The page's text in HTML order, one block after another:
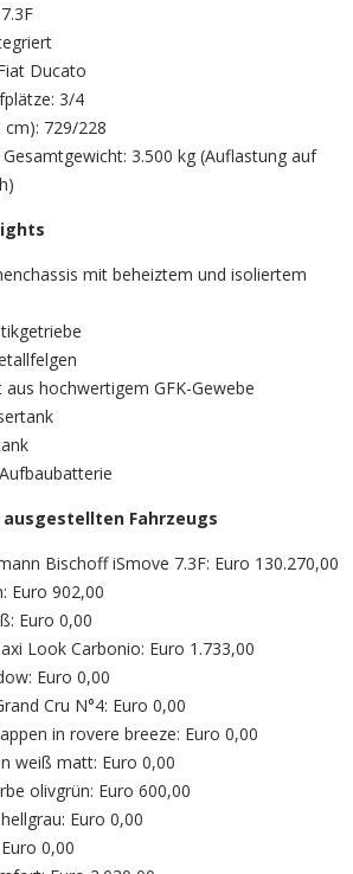
Ducato
3/4
729/228
3.500 kg (Auflastung auf
mit beheiztem und isoliertem
hochwertigem GFK-Gewebe
Fahrzeugs
Bischoff iSmove 7.3F: Euro 130.270,00
Euro 902,00
Euro 0,00
Look Carbonio: Euro 1.733,00
Euro 0,00
Cru N°4: Euro 0,00
in rovere breeze: Euro 0,00
weiß matt: Euro 0,00
olivgrün: Euro 600,00
Euro 0,00
0,00